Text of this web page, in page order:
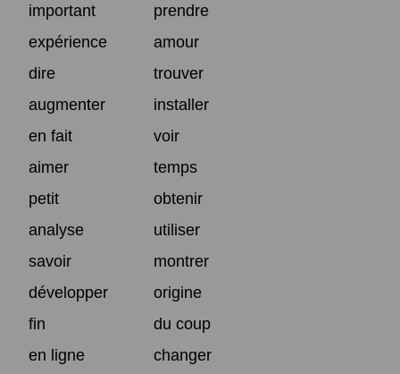
important
prendre
expérience
amour
dire
trouver
augmenter
installer
en fait
voir
aimer
temps
petit
obtenir
analyse
utiliser
savoir
montrer
développer
origine
fin
du coup
en ligne
changer